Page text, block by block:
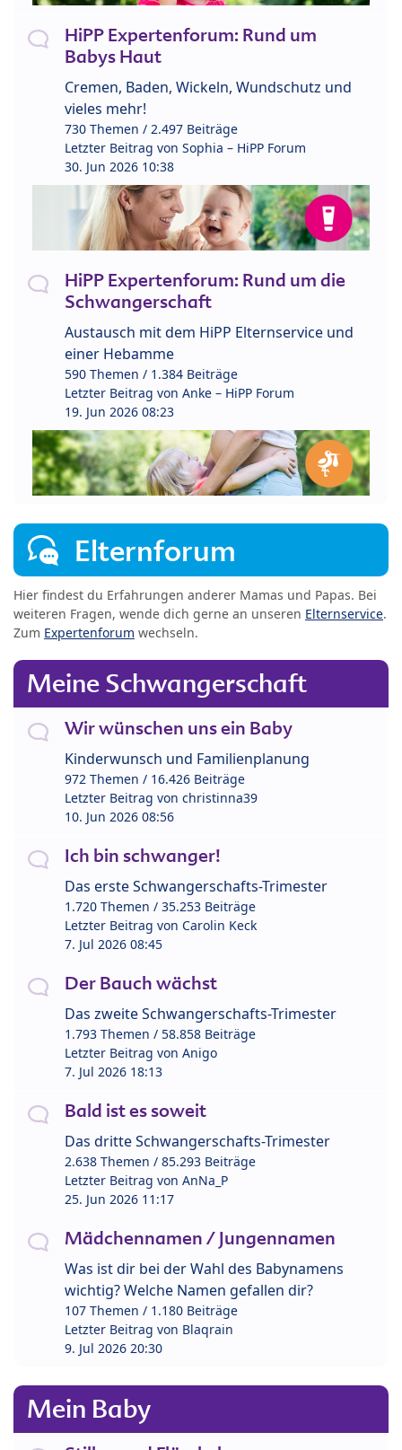
HiPP Expertenforum: Rund um
Babys Haut
Cremen, Baden, Wickeln, Wundschutz und
vieles mehr!
730 Themen / 2.497 Beiträge
Letzter Beitrag von Sophia – HiPP Forum
30. Jun 2026 10:38
HiPP Expertenforum: Rund um die
Schwangerschaft
Austausch mit dem HiPP Elternservice und
einer Hebamme
590 Themen / 1.384 Beiträge
Letzter Beitrag von Anke – HiPP Forum
19. Jun 2026 08:23
Elternforum
Hier findest du Erfahrungen anderer Mamas und Papas. Bei
weiteren Fragen, wende dich gerne an unseren Elternservice.
Zum Expertenforum wechseln.
Meine Schwangerschaft
Wir wünschen uns ein Baby
Kinderwunsch und Familienplanung
972 Themen / 16.426 Beiträge
Letzter Beitrag von christinna39
10. Jun 2026 08:56
Ich bin schwanger!
Das erste Schwangerschafts-Trimester
1.720 Themen / 35.253 Beiträge
Letzter Beitrag von Carolin Keck
7. Jul 2026 08:45
Der Bauch wächst
Das zweite Schwangerschafts-Trimester
1.793 Themen / 58.858 Beiträge
Letzter Beitrag von Anigo
7. Jul 2026 18:13
Bald ist es soweit
Das dritte Schwangerschafts-Trimester
2.638 Themen / 85.293 Beiträge
Letzter Beitrag von AnNa_P
25. Jun 2026 11:17
Mädchennamen / Jungennamen
Was ist dir bei der Wahl des Babynamens
wichtig? Welche Namen gefallen dir?
107 Themen / 1.180 Beiträge
Letzter Beitrag von Blaqrain
9. Jul 2026 20:30
Mein Baby